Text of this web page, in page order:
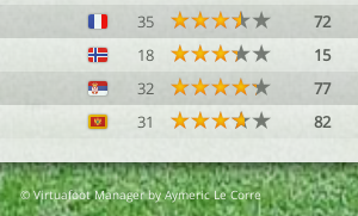
35
72
18
15
32
77
31 82
© Virtuafoot Manager by Aymeric Le Corre